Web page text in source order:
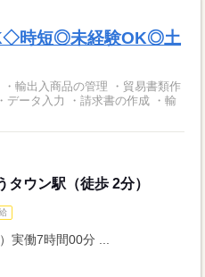
時短◎未経験OK◎土
データ入力 ・請求書の作成 ・輸
ウン駅（徒歩 2分）
実働7時間00分 ...